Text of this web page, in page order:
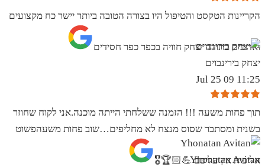
הקריינות הטקסט והטיפול היו בצורה הטובה ביותר יישר כח מקצועים
ואדיבים בתודה יצחק חוויה בכפר כפר חסידים
יצחק בירינבוים
11:25 09 Jul 25
תוך פחות משעה !!! הזמנה ששלחתי הייתה מוכנה.אני לקוח שחוזר
בשנית ומסתבר שסוס מנצח לא מחליפים…שוב פחות משעהפשוט
אליפות אין עליכם 💪🏻🏆🎖
Yhonatan Avitan